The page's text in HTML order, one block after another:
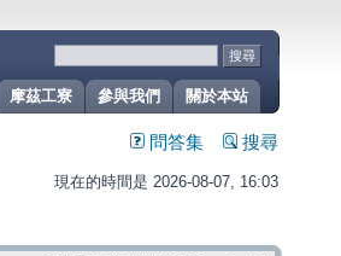
關於本站
參與我們
摩茲工寮
問答集 搜尋
現在的時間是 2026-08-07, 16:03